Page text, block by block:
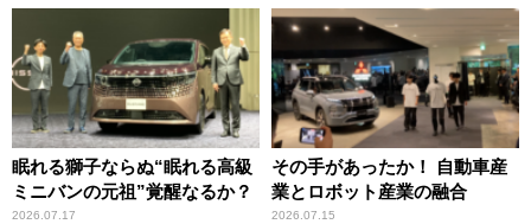
眠れる獅子ならぬ“眠れる高級
ミニバンの元祖”覚醒なるか？
2026.07.17
その手があったか！ 自動車産
業とロボット産業の融合
2026.07.15